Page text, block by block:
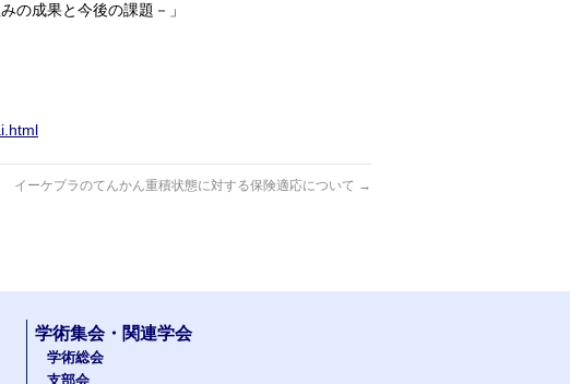
の成果と今後の課題－」
イーケプラのてんかん重積状態に対する保険適応について →
学術集会・関連学会
学術総会
支部会